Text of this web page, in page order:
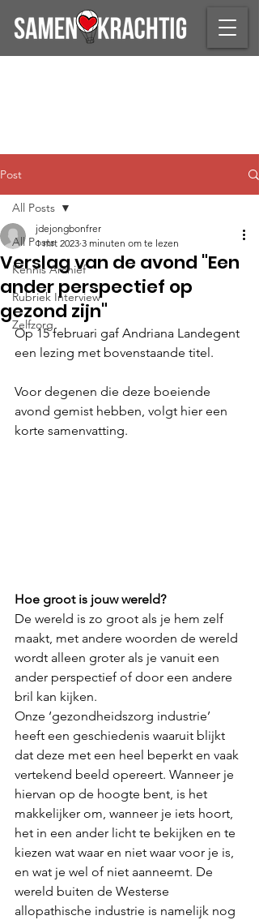
Post
All Posts
Kennis Archief
Rubriek Interview
Zelfzorg
All Posts
Verslag van de avond "Een
ander perspectief op
gezond zijn"
jdejongbonfrer
1 mrt 2023 3 minuten om te lezen
Op 15 februari gaf Andriana Landegent
een lezing met bovenstaande titel.
Voor degenen die deze boeiende
avond gemist hebben, volgt hier een
korte samenvatting.
Hoe groot is jouw wereld?
De wereld is zo groot als je hem zelf
maakt, met andere woorden de wereld
wordt alleen groter als je vanuit een
ander perspectief of door een andere
bril kan kijken.
Onze ‘gezondheidszorg industrie’
heeft een geschiedenis waaruit blijkt
dat deze met een heel beperkt en vaak
vertekend beeld opereert. Wanneer je
hiervan op de hoogte bent, is het
makkelijker om, wanneer je iets hoort,
het in een ander licht te bekijken en te
kiezen wat waar en niet waar voor je is,
en wat je wel of niet aanneemt. De
wereld buiten de Westerse
allopathische industrie is namelijk nog